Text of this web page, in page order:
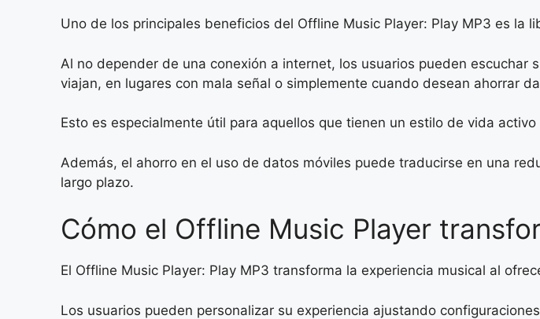
Uno de los principales beneficios del Offline Music Player: Play MP3 es la
Al no depender de una conexión a internet, los usuarios pueden
viajan, en lugares con mala señal o simplemente cuando desean ahorrar
Esto es especialmente útil para aquellos que tienen un estilo de vida
Además, el ahorro en el uso de datos móviles puede traducirse en una
largo plazo.
Cómo el Offline Music Player
El Offline Music Player: Play MP3 transforma la experiencia musical al
Los usuarios pueden personalizar su experiencia ajustando